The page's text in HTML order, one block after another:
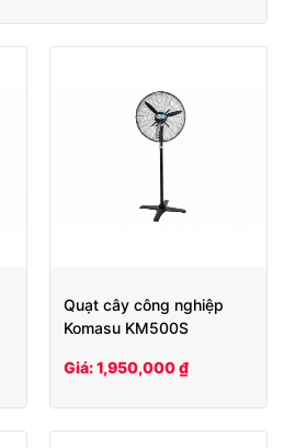
Quạt cây công nghiệp
Komasu KM500S
Giá: 1,950,000 ₫